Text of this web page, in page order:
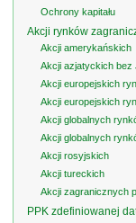
Ochrony kapitału
Akcji rynków
Akcji amerykańskich
Akcji azjatyckich bez
Akcji europejskich
Akcji europejskich
Akcji globalnych
Akcji globalnych
Akcji rosyjskich
Akcji tureckich
Akcji zagranicznych
PPK zdefiniowanej